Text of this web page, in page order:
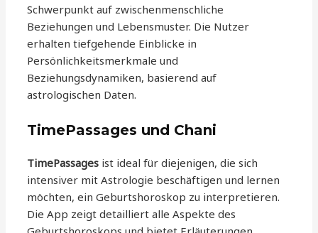
Schwerpunkt auf zwischenmenschliche
Beziehungen und Lebensmuster. Die Nutzer
erhalten tiefgehende Einblicke in
Persönlichkeitsmerkmale und
Beziehungsdynamiken, basierend auf
astrologischen Daten.
TimePassages und Chani
TimePassages ist ideal für diejenigen, die sich
intensiver mit Astrologie beschäftigen und lernen
möchten, ein Geburtshoroskop zu interpretieren.
Die App zeigt detailliert alle Aspekte des